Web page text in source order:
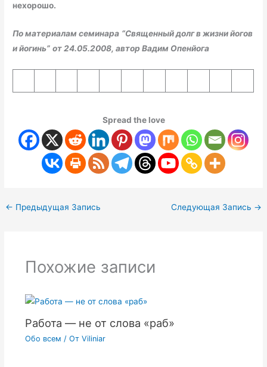
нехорошо.
По материалам семинара “Священный долг в жизни йогов
и йогинь” от 24.05.2008, автор Вадим Опенйога
Spread the love
← Предыдущая Запись Следующая Запись →
Похожие записи
Работа — не от слова «раб»
Обо всем / От Viliniar